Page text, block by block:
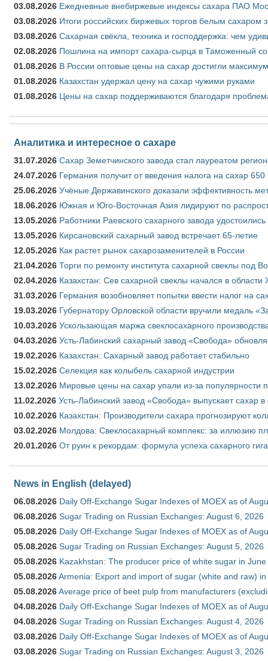
03.08.2026 Ежедневные внебиржевые индексы сахара ПАО
03.08.2026 Итоги российских биржевых торгов белым сахаром
03.08.2026 Сахарная свёкла, техника и господдержка: чем
02.08.2026 Пошлина на импорт сахара-сырца в Таможенный
01.08.2026 В России оптовые цены на сахар достигли
01.08.2026 Казахстан удержал цену на сахар чужими руками
01.08.2026 Цены на сахар поддерживаются благодаря
Аналитика и интересное о сахаре
31.07.2026 Сахар Земетчинского завода стал лауреатом
24.07.2026 Германия получит от введения налога на сахар
25.06.2026 Учёные Державинского доказали эффективность
18.06.2026 Южная и Юго-Восточная Азия лидируют по
13.05.2026 Работники Раевского сахарного завода удостоились
13.05.2026 Кирсановский сахарный завод встречает 65-летие
12.05.2026 Как растет рынок сахарозаменителей в России
21.04.2026 Торги по ремонту института сахарной свеклы под
02.04.2026 Казахстан: Сев сахарной свеклы начался в области
31.03.2026 Германия возобновляет попытки ввести налог на
19.03.2026 Губернатору Орловской области вручили медаль
10.03.2026 Ускользающая маржа свеклосахарного
04.03.2026 Усть-Лабинский сахарный завод «Свобода»
19.02.2026 Казахстан: Сахарный завод работает стабильно
15.02.2026 Селекция как колыбель сахарной индустрии
13.02.2026 Мировые цены на сахар упали из-за популярности
11.02.2026 Усть-Лабинский завод «Свобода» выпускает сахар в
10.02.2026 Казахстан: Производители сахара прогнозируют
03.02.2026 Молдова: Свеклосахарный комплекс: за иллюзию
20.01.2026 От руин к рекордам: формула успеха сахарного
News in English (delayed)
06.08.2026 Daily Off-Exchange Sugar Indexes of MOEX as of
06.08.2026 Sugar Trading on Russian Exchanges: August 6, 2026
05.08.2026 Daily Off-Exchange Sugar Indexes of MOEX as of
05.08.2026 Sugar Trading on Russian Exchanges: August 5, 2026
05.08.2026 Kazakhstan: The producer price of white sugar in
05.08.2026Armenia: Export and import of sugar (white and raw)
05.08.2026Average price of beet pulp from manufacturers
04.08.2026 Daily Off-Exchange Sugar Indexes of MOEX as of
04.08.2026 Sugar Trading on Russian Exchanges: August 4, 2026
03.08.2026 Daily Off-Exchange Sugar Indexes of MOEX as of
03.08.2026 Sugar Trading on Russian Exchanges: August 3, 2026